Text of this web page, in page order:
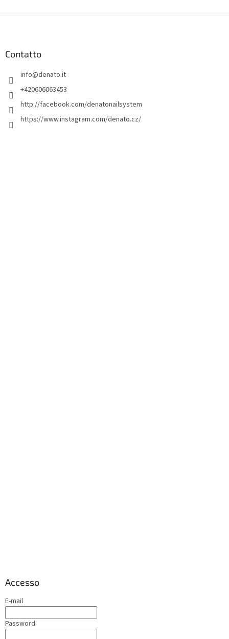
Contatto
info@denato.it
+420606063453
http://facebook.com/denatonailsystem
https://www.instagram.com/denato.cz/
Accesso
E-mail
Password